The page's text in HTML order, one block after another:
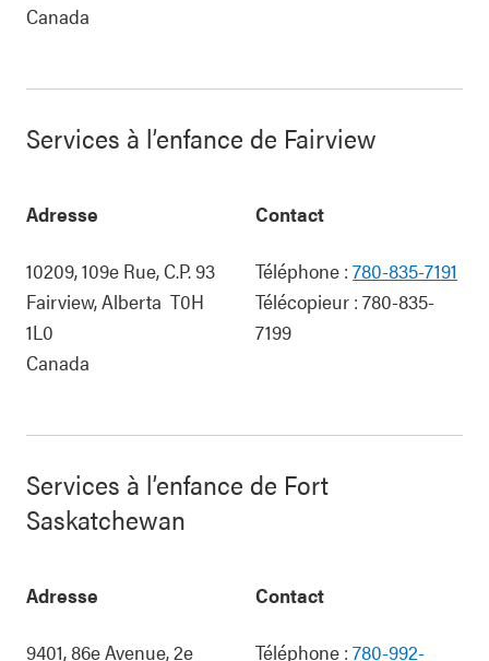
Canada
Services à l’enfance de Fairview
Adresse
10209, 109e Rue, C.P. 93
Fairview,Alberta T0H
1L0
Canada
Contact
Téléphone : 780-835-7191
Télécopieur : 780-835-
7199
Services à l’enfance de Fort
Saskatchewan
Adresse
9401, 86e Avenue, 2e
Contact
Téléphone : 780-992-